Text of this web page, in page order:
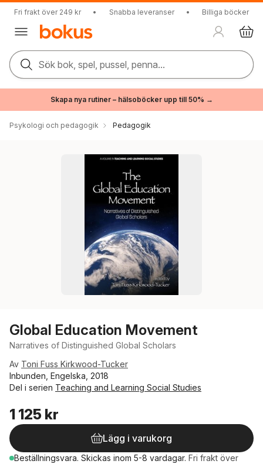
Fri frakt över 249 kr • Snabba leveranser • Billiga böcker
Sök bok, spel, pussel, penna...
Skapa nya rutiner – hälsoböcker upp till 50% →
Psykologi och pedagogik Pedagogik
Global Education Movement
Narratives of Distinguished Global Scholars
Av Toni Fuss Kirkwood-Tucker
Inbunden, Engelska, 2018
Del i serien Teaching and Learning Social Studies
1 125 kr
Lägg i varukorg
Beställningsvara. Skickas inom 5-8 vardagar. Fri frakt över